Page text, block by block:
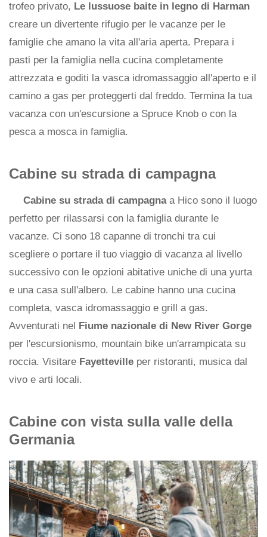
trofeo privato, Le lussuose baite in legno di Harman
creare un divertente rifugio per le vacanze per le
famiglie che amano la vita all'aria aperta. Prepara i
pasti per la famiglia nella cucina completamente
attrezzata e goditi la vasca idromassaggio all'aperto e il
camino a gas per proteggerti dal freddo. Termina la tua
vacanza con un'escursione a Spruce Knob o con la
pesca a mosca in famiglia.
Cabine su strada di campagna
Cabine su strada di campagna a Hico sono il luogo
perfetto per rilassarsi con la famiglia durante le
vacanze. Ci sono 18 capanne di tronchi tra cui
scegliere o portare il tuo viaggio di vacanza al livello
successivo con le opzioni abitative uniche di una yurta
e una casa sull'albero. Le cabine hanno una cucina
completa, vasca idromassaggio e grill a gas.
Avventurati nel
Fiume nazionale di New River Gorge
per l'escursionismo, mountain bike un'arrampicata su
roccia. Visitare Fayetteville per ristoranti, musica dal
vivo e arti locali.
Cabine con vista sulla valle della
Germania